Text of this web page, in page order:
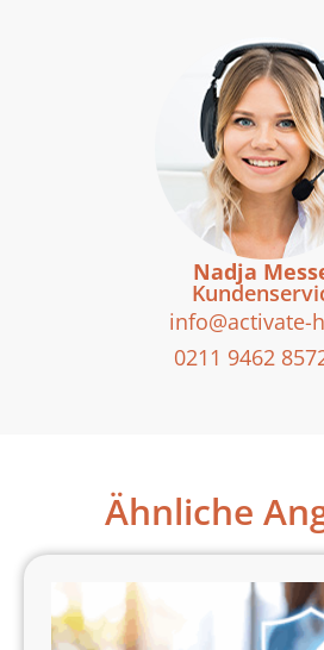
Nadja
info@activate-
0211 9462
Ähnliche